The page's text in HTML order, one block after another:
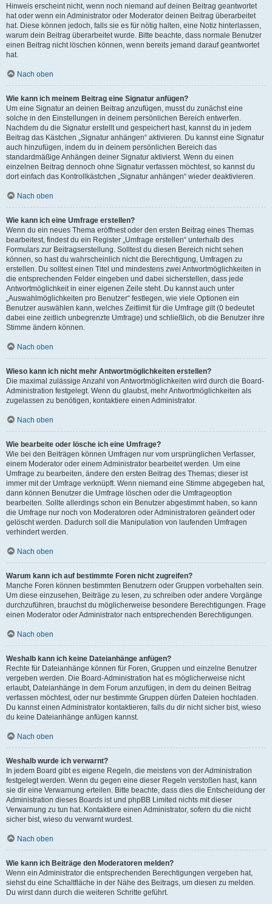
Hinweis erscheint nicht, wenn noch niemand auf deinen Beitrag geantwortet
hat oder wenn ein Administrator oder Moderator deinen Beitrag überarbeitet
hat. Diese können jedoch, falls sie es für nötig halten, eine Notiz hinterlassen,
warum dein Beitrag überarbeitet wurde. Bitte beachte, dass normale Benutzer
einen Beitrag nicht löschen können, wenn bereits jemand darauf geantwortet
hat.
Nach oben
Wie kann ich meinem Beitrag eine Signatur anfügen?
Um eine Signatur an deinen Beitrag anzufügen, musst du zunächst eine
solche in den Einstellungen in deinem persönlichen Bereich entwerfen.
Nachdem du die Signatur erstellt und gespeichert hast, kannst du in jedem
Beitrag das Kästchen „Signatur anhängen“ aktivieren. Du kannst eine Signatur
auch hinzufügen, indem du in deinem persönlichen Bereich das
standardmäßige Anhängen deiner Signatur aktivierst. Wenn du einen
einzelnen Beitrag dennoch ohne Signatur verfassen möchtest, so kannst du
dort einfach das Kontrollkästchen „Signatur anhängen“ wieder deaktivieren.
Nach oben
Wie kann ich eine Umfrage erstellen?
Wenn du ein neues Thema eröffnest oder den ersten Beitrag eines Themas
bearbeitest, findest du ein Register „Umfrage erstellen“ unterhalb des
Formulars zur Beitragserstellung. Solltest du diesen Bereich nicht sehen
können, so hast du wahrscheinlich nicht die Berechtigung, Umfragen zu
erstellen. Du solltest einen Titel und mindestens zwei Antwortmöglichkeiten in
die entsprechenden Felder eingeben und dabei sicherstellen, dass jede
Antwortmöglichkeit in einer eigenen Zeile steht. Du kannst auch unter
„Auswahlmöglichkeiten pro Benutzer“ festlegen, wie viele Optionen ein
Benutzer auswählen kann, welches Zeitlimit für die Umfrage gilt (0 bedeutet
dabei eine zeitlich unbegrenzte Umfrage) und schließlich, ob die Benutzer ihre
Stimme ändern können.
Nach oben
Wieso kann ich nicht mehr Antwortmöglichkeiten erstellen?
Die maximal zulässige Anzahl von Antwortmöglichkeiten wird durch die Board-
Administration festgelegt. Wenn du glaubst, mehr Antwortmöglichkeiten als
zugelassen zu benötigen, kontaktiere einen Administrator.
Nach oben
Wie bearbeite oder lösche ich eine Umfrage?
Wie bei den Beiträgen können Umfragen nur vom ursprünglichen Verfasser,
einem Moderator oder einem Administrator bearbeitet werden. Um eine
Umfrage zu bearbeiten, ändere den ersten Beitrag des Themas; dieser ist
immer mit der Umfrage verknüpft. Wenn niemand eine Stimme abgegeben hat,
dann können Benutzer die Umfrage löschen oder die Umfrageoption
bearbeiten. Sollte allerdings schon ein Benutzer abgestimmt haben, so kann
die Umfrage nur noch von Moderatoren oder Administratoren geändert oder
gelöscht werden. Dadurch soll die Manipulation von laufenden Umfragen
verhindert werden.
Nach oben
Warum kann ich auf bestimmte Foren nicht zugreifen?
Manche Foren können bestimmten Benutzern oder Gruppen vorbehalten sein.
Um diese einzusehen, Beiträge zu lesen, zu schreiben oder andere Vorgänge
durchzuführen, brauchst du möglicherweise besondere Berechtigungen. Frage
einen Moderator oder Administrator nach entsprechenden Berechtigungen.
Nach oben
Weshalb kann ich keine Dateianhänge anfügen?
Rechte für Dateianhänge können für Foren, Gruppen und einzelne Benutzer
vergeben werden. Die Board-Administration hat es möglicherweise nicht
erlaubt, Dateianhänge in dem Forum anzufügen, in dem du deinen Beitrag
verfassen möchtest, oder nur bestimmte Gruppen dürfen Dateien hochladen.
Du kannst einen Administrator kontaktieren, falls du dir nicht sicher bist, wieso
du keine Dateianhänge anfügen kannst.
Nach oben
Weshalb wurde ich verwarnt?
In jedem Board gibt es eigene Regeln, die meistens von der Administration
festgelegt werden. Wenn du gegen eine dieser Regeln verstoßen hast, kann
sie dir eine Verwarnung erteilen. Bitte beachte, dass dies die Entscheidung der
Administration dieses Boards ist und phpBB Limited nichts mit dieser
Verwarnung zu tun hat. Kontaktiere einen Administrator, sofern du die nicht
sicher bist, wieso du verwarnt wurdest.
Nach oben
Wie kann ich Beiträge den Moderatoren melden?
Wenn ein Administrator die entsprechenden Berechtigungen vergeben hat,
siehst du eine Schaltfläche in der Nähe des Beitrags, um diesen zu melden.
Du wirst dann durch die weiteren Schritte geführt.